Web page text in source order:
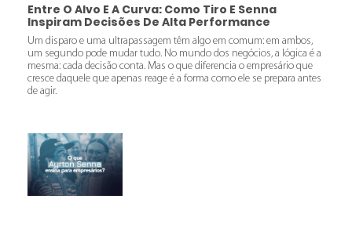
Entre O Alvo E A Curva: Como Tiro E Senna
Inspiram Decisões De Alta Performance
Um disparo e uma ultrapassagem têm algo em comum: em ambos,
um segundo pode mudar tudo. No mundo dos negócios, a lógica é a
mesma: cada decisão conta. Mas o que diferencia o empresário que
cresce daquele que apenas reage é a forma como ele se prepara antes
de agir.